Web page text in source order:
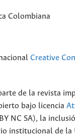
Colombiana
Creative
de la revista
bajo licencia
NC SA), la
institucional de la